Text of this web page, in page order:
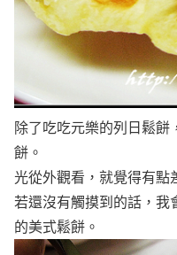
除了吃吃元樂的列日鬆
餅。
光從外觀看，就覺得有點
若還沒有觸摸到的話，我
的美式鬆餅。